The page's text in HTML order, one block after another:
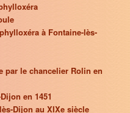
à Fontaine-lès-
par le chancelier Rolin en
en 1451
Dijon au XIXe siècle